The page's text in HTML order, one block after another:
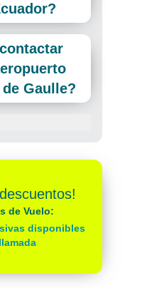
Gaulle?
de Vuelo:
disponibles